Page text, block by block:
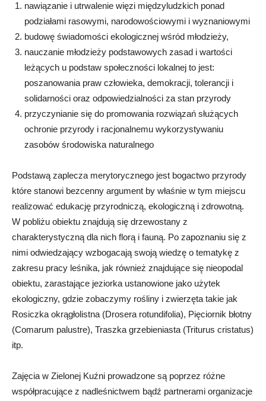
nawiązanie i utrwalenie więzi międzyludzkich ponad
podziałami rasowymi, narodowościowymi i wyznaniowymi
budowę świadomości ekologicznej wśród młodzieży,
nauczanie młodzieży podstawowych zasad i wartości
leżących u podstaw społeczności lokalnej to jest:
poszanowania praw człowieka, demokracji, tolerancji i
solidarności oraz odpowiedzialności za stan przyrody
przyczynianie się do promowania rozwiązań służących
ochronie przyrody i racjonalnemu wykorzystywaniu
zasobów środowiska naturalnego
Podstawą zaplecza merytorycznego jest bogactwo przyrody
które stanowi bezcenny argument by właśnie w tym miejscu
realizować edukację przyrodniczą, ekologiczną i zdrowotną.
W pobliżu obiektu znajdują się drzewostany z
charakterystyczną dla nich florą i fauną. Po zapoznaniu się z
nimi odwiedzający wzbogacają swoją wiedzę o tematykę z
zakresu pracy leśnika, jak również znajdujące się nieopodal
obiektu, zarastające jeziorka ustanowione jako użytek
ekologiczny, gdzie zobaczymy rośliny i zwierzęta takie jak
Rosiczka okrągłolistna (Drosera rotundifolia), Pięciornik błotny
(Comarum palustre), Traszka grzebieniasta (Triturus cristatus)
itp.
Zajęcia w Zielonej Kuźni prowadzone są poprzez różne
współpracujące z nadleśnictwem bądź partnerami organizacje